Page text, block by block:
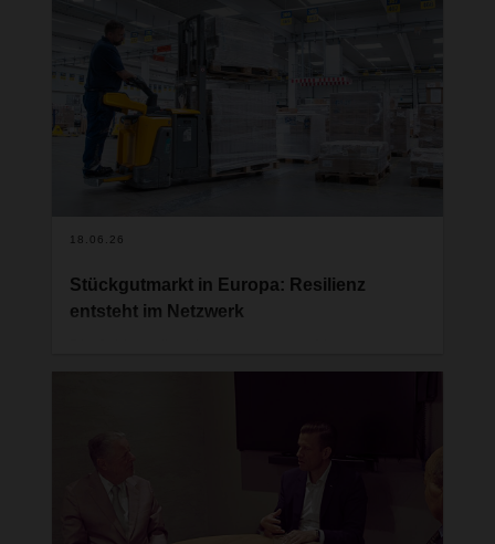
emissionsfrei unterwegs und markiert einen
weiteren Schritt auf dem Weg zur nachhaltigeren
Logistik.
18.06.26
Stückgutmarkt in Europa: Resilienz
entsteht im Netzwerk
Stückgutmarkt zeichnen ein klares Bild: sinkende
verlässliche Logistikpartnerschaften wie selten
zuvor. Die europäische Stückgutlogistik steht damit
an einem Wendepunkt. Die entscheidende Frage
lautet nicht mehr, wie sich kurzfristige
Schwankungen abfedern lassen – sondern wie